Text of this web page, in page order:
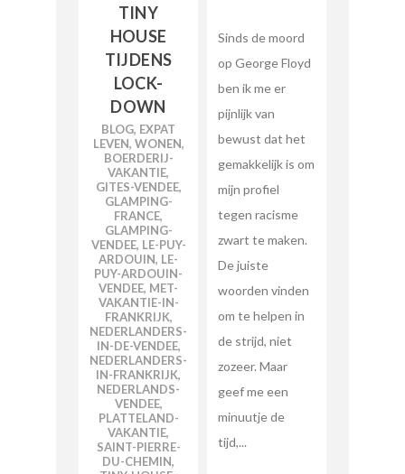
TINY
HOUSE
TIJDENS
LOCK-
DOWN
BLOG, EXPAT
LEVEN, WONEN,
BOERDERIJ-
VAKANTIE,
GITES-VENDEE,
GLAMPING-
FRANCE,
GLAMPING-
VENDEE, LE-PUY-
ARDOUIN, LE-
PUY-ARDOUIN-
VENDEE, MET-
VAKANTIE-IN-
FRANKRIJK,
NEDERLANDERS-
IN-DE-VENDEE,
NEDERLANDERS-
IN-FRANKRIJK,
NEDERLANDS-
VENDEE,
PLATTELAND-
VAKANTIE,
SAINT-PIERRE-
DU-CHEMIN,
Sinds de moord
op George Floyd
ben ik me er
pijnlijk van
bewust dat het
gemakkelijk is om
mijn profiel
tegen racisme
zwart te maken.
De juiste
woorden vinden
om te helpen in
de strijd, niet
zozeer. Maar
geef me een
minuutje de
tijd,...